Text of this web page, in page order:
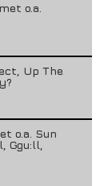
o.a.
Up The
o.a. Sun
Ggu:ll,